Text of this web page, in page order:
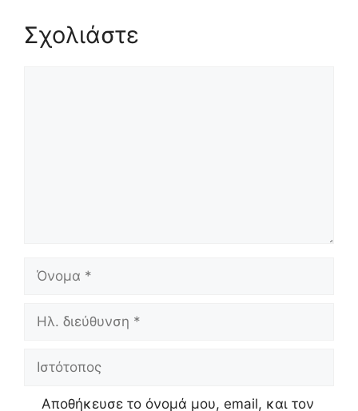
Σχολιάστε
διεύθυνση
Αποθήκευσε το όνομά μου, email, και τον